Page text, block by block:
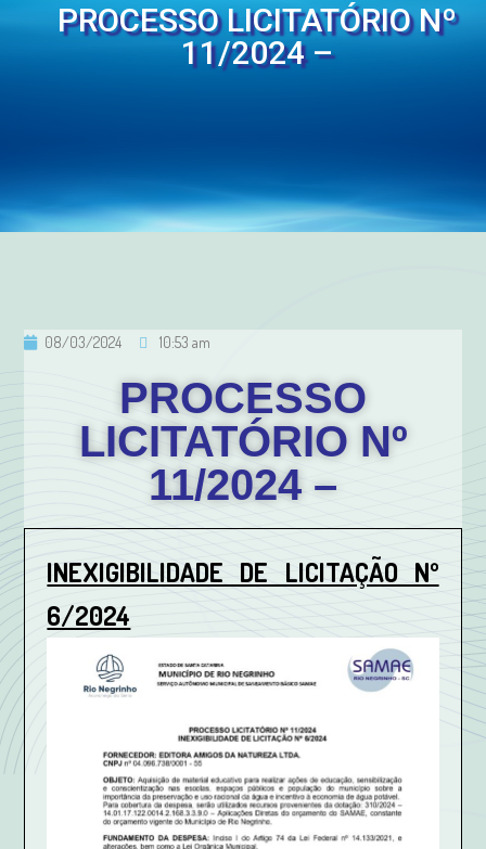
PROCESSO LICITATÓRIO Nº
11/2024 –
08/03/2024 10:53 am
PROCESSO
LICITATÓRIO Nº
11/2024 –
INEXIGIBILIDADE DE LICITAÇÃO Nº
6/2024